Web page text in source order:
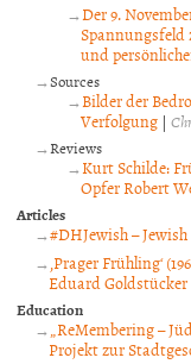
Der 9.
Spannungsfeld
und
Sources
Bilder der
Verfolgung |
Reviews
Kurt Schilde:
Opfer Robert
Articles
#DHJewish –
‚Prager Frühling‘
Eduard Goldstücker
Education
„ReMembering –
Projekt zur